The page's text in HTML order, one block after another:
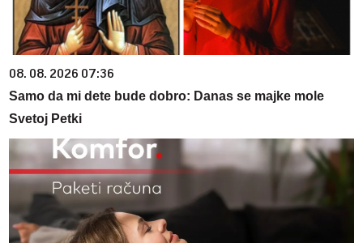
08. 08. 2026 07:36
Samo da mi dete bude dobro: Danas se majke mole
Svetoj Petki